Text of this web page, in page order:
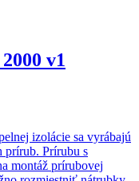
v1
izolácie sa vyrábajú
prírub. Prírubu s
montáž prírubovej